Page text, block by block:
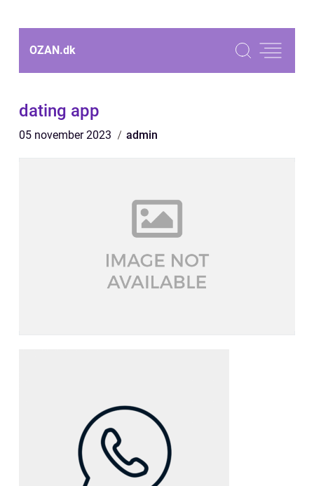
OZAN.dk
dating app
05 november 2023 admin